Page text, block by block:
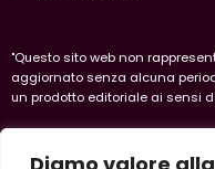
"Questo sito web non
aggiornato senza alcuna
un prodotto editoriale ai sensi